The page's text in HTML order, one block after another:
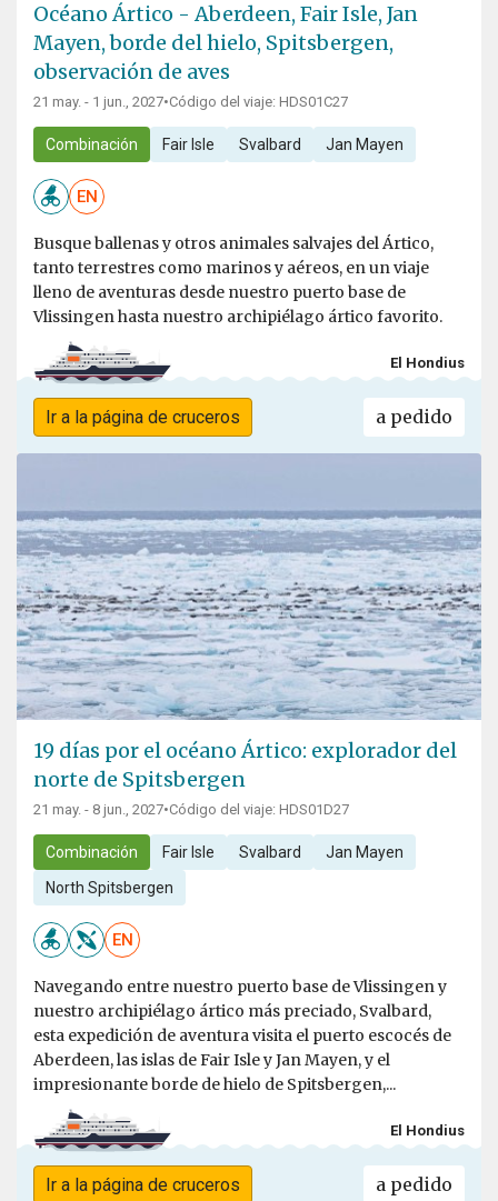
Océano Ártico - Aberdeen, Fair Isle, Jan
Mayen, borde del hielo, Spitsbergen,
observación de aves
21 may. - 1 jun., 2027•Código del viaje: HDS01C27
Combinación Fair Isle Svalbard Jan Mayen
EN
Busque ballenas y otros animales salvajes del Ártico,
tanto terrestres como marinos y aéreos, en un viaje
lleno de aventuras desde nuestro puerto base de
Vlissingen hasta nuestro archipiélago ártico favorito.
El Hondius
Ir a la página de cruceros a pedido
19 días por el océano Ártico: explorador del
norte de Spitsbergen
21 may. - 8 jun., 2027•Código del viaje: HDS01D27
Combinación Fair Isle Svalbard Jan Mayen
North Spitsbergen
EN
Navegando entre nuestro puerto base de Vlissingen y
nuestro archipiélago ártico más preciado, Svalbard,
esta expedición de aventura visita el puerto escocés de
Aberdeen, las islas de Fair Isle y Jan Mayen, y el
impresionante borde de hielo de Spitsbergen,...
El Hondius
Ir a la página de cruceros a pedido